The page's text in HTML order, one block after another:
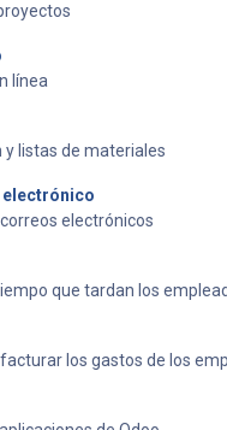
línea
listas de materiales
electrónicos
que tardan los
los gastos de los